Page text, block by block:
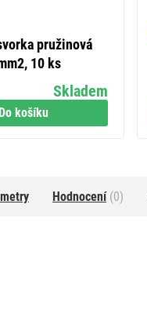
Do košíku
pružinová
10 ks
Skladem
Hodnocení(0)